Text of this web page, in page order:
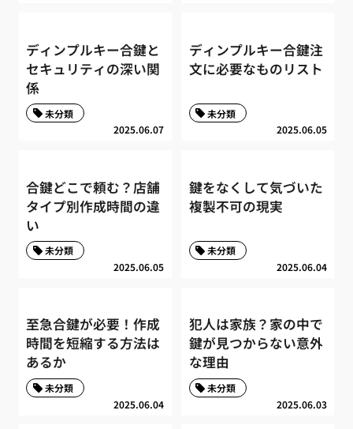
ディンプルキー合鍵と
セキュリティの深い関
係
2025.06.07
未分類
ディンプルキー合鍵注
文に必要なものリスト
2025.06.05
未分類
合鍵どこで頼む？店舗
タイプ別作成時間の違
い
2025.06.05
未分類
鍵をなくして気づいた
複製不可の現実
2025.06.04
未分類
至急合鍵が必要！作成
時間を短縮する方法は
あるか
2025.06.04
未分類
犯人は家族？家の中で
鍵が見つからない意外
な理由
2025.06.03
未分類